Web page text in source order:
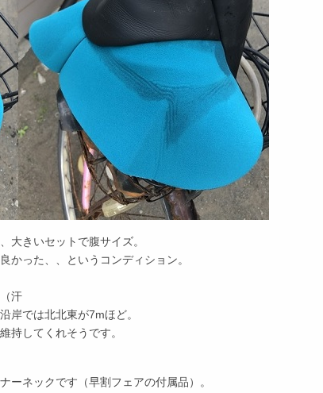
大きいセットで腹サイズ。
かった、、というコンディション。
汗
岸では北北東が7mほど。
持してくれそうです。
ーネックです（早割フェアの付属品）。